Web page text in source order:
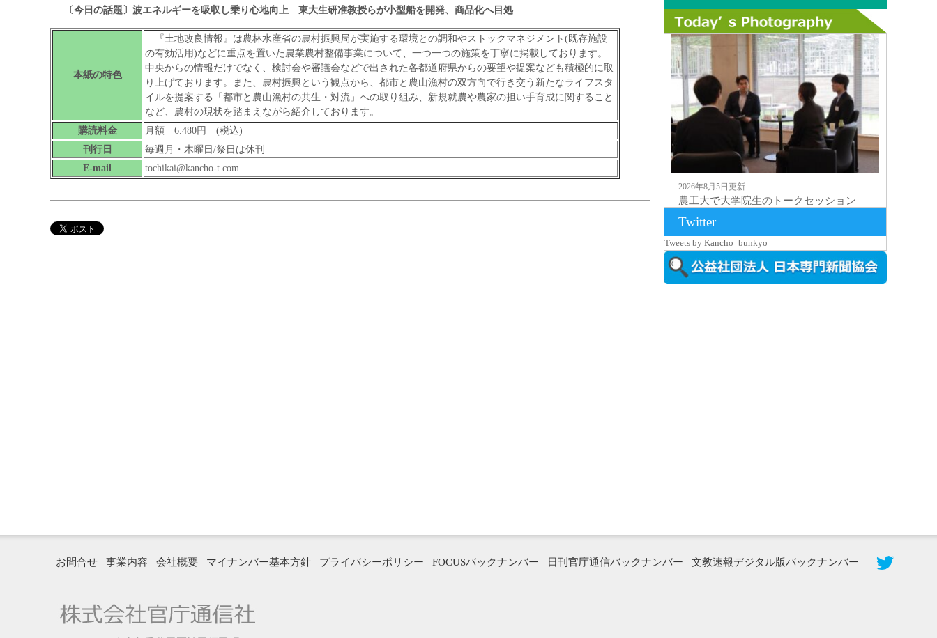
〔今日の話題〕波エネルギーを吸収し乗り心地向上 東大生研准教授らが小型船を開発、商品化へ目処
本紙の特色
『土地改良情報』は農林水産省の農村振興局が実施する環境との調和やストックマネジメント(既存施設
の有効活用)などに重点を置いた農業農村整備事業について、一つ一つの施策を丁寧に掲載しております。
中央からの情報だけでなく、検討会や審議会などで出された各都道府県からの要望や提案なども積極的に取
り上げております。また、農村振興という観点から、都市と農山漁村の双方向で行き交う新たなライフスタ
イルを提案する「都市と農山漁村の共生・対流」への取り組み、新規就農や農家の担い手育成に関すること
など、農村の現状を踏まえながら紹介しております。
購読料金
月額 6.480円 (税込)
刊行日
毎週月・木曜日/祭日は休刊
E-mail
tochikai@kancho-t.com
2026年8月5日更新
農工大で大学院生のトークセッション
Twitter
Tweets by Kancho_bunkyo
お問合せ 事業内容 会社概要 マイナンバー基本方針 プライバシーポリシー FOCUSバックナンバー 日刊官庁通信バックナンバー 文教速報デジタル版バックナンバー